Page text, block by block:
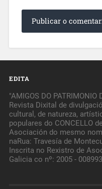
EDITA
"AMIGOS DO PATRIMONIO
Revista Dixital de
cultural, de natureza,
populares do CONCELLO
Asociación do mesmo
naRua: Travesía de
Inscrita no Rexistro de
Galicia co nº: 2005 -